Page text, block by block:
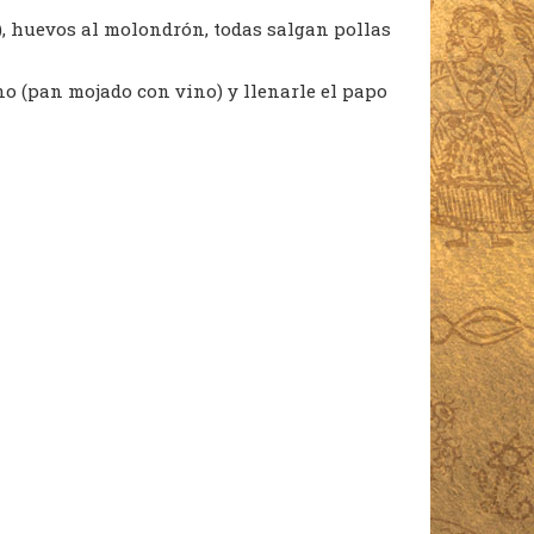
huevos al molondrón, todas salgan pollas
(pan mojado con vino) y llenarle el papo